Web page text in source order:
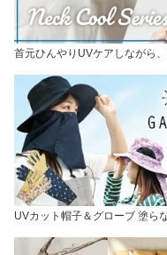
首元ひんやりUVケアしながら
UVカット帽子＆グローブ 塗ら